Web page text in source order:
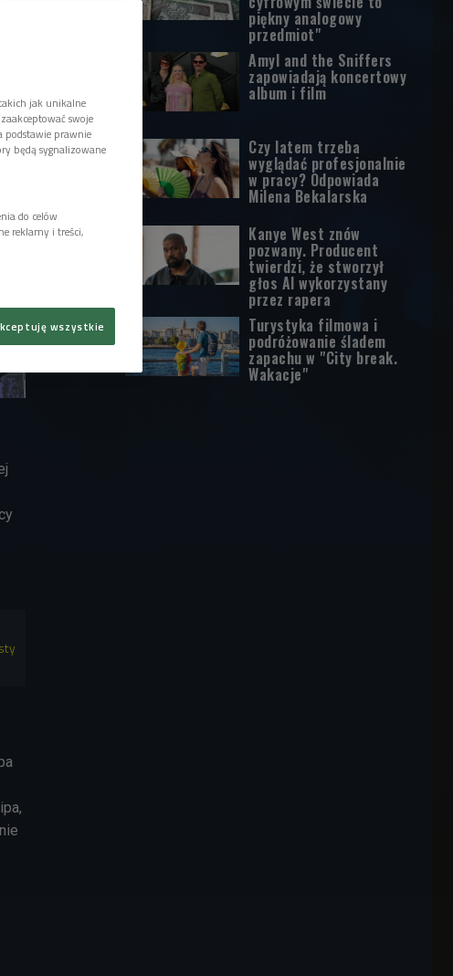
piękny analogowy
przedmiot"
Amyl and the Sniffers
zapowiadają koncertowy
album i film
Czy latem trzeba
wyglądać profesjonalnie
w pracy? Odpowiada
Milena Bekalarska
Kanye West znów
pozwany. Producent
twierdzi, że stworzył
głos AI wykorzystany
przez rapera
Turystyka filmowa i
podróżowanie śladem
zapachu w "City break.
Wakacje"
jak unikalne
swoje
podstawie prawnie
będą sygnalizowane
do celów
reklamy i treści,
wszystkie